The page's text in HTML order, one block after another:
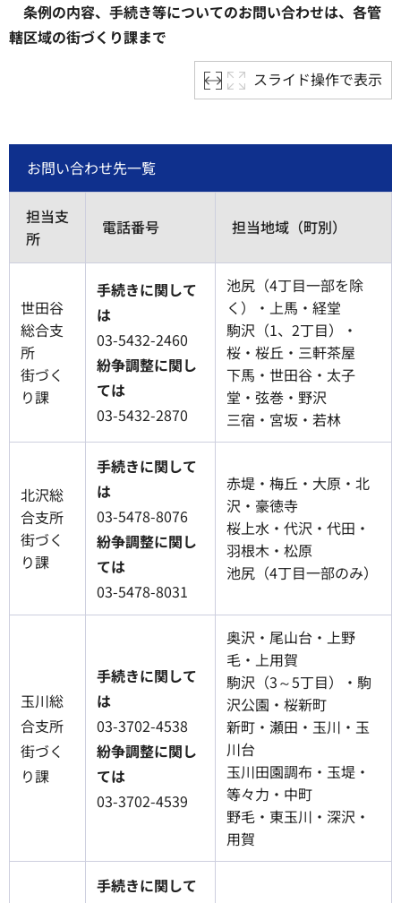
条例の内容、手続き等についてのお問い合わせは、各管
轄区域の街づくり課まで
スライド操作で表示
お問い合わせ先一覧
担当支
所
電話番号 担当地域（町別）
世田谷
総合支
所
街づく
り課
手続きに関して
は
03-5432-2460
紛争調整に関し
ては
03-5432-2870
池尻（4丁目一部を除
く）・上馬・経堂
駒沢（1、2丁目）・
桜・桜丘・三軒茶屋
下馬・世田谷・太子
堂・弦巻・野沢
三宿・宮坂・若林
北沢総
合支所
街づく
り課
手続きに関して
は
03-5478-8076
紛争調整に関し
ては
03-5478-8031
赤堤・梅丘・大原・北
沢・豪徳寺
桜上水・代沢・代田・
羽根木・松原
池尻（4丁目一部のみ）
玉川総
合支所
街づく
り課
手続きに関して
は
03-3702-4538
紛争調整に関し
ては
03-3702-4539
奥沢・尾山台・上野
毛・上用賀
駒沢（3～5丁目）・駒
沢公園・桜新町
新町・瀬田・玉川・玉
川台
玉川田園調布・玉堤・
等々力・中町
野毛・東玉川・深沢・
用賀
手続きに関して